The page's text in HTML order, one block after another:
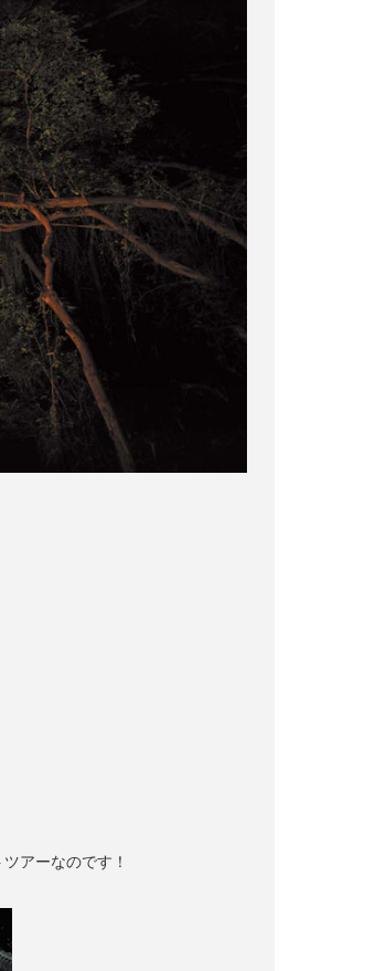
アーなのです！